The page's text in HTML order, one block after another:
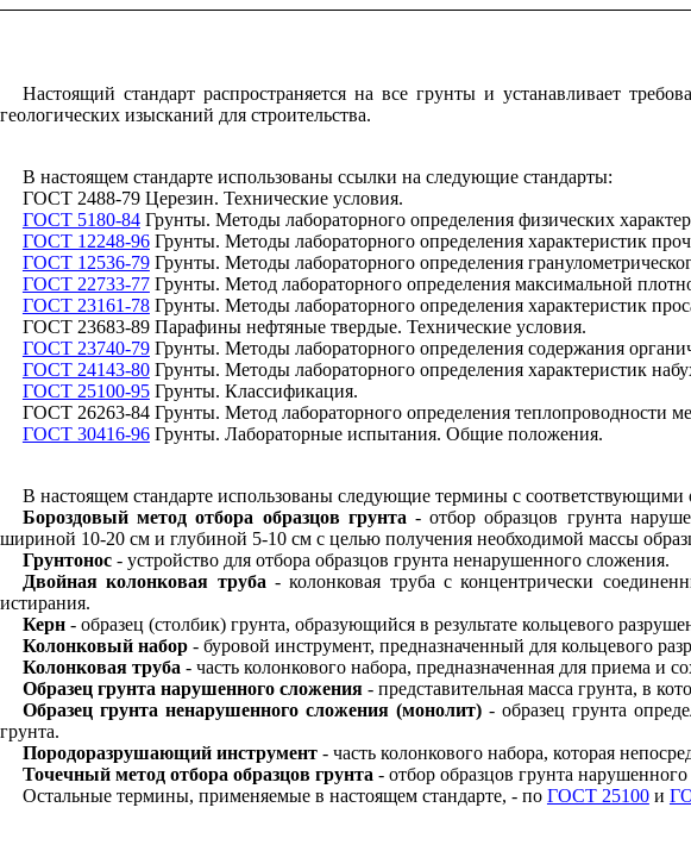
Настоящий стандарт распространяется на все грунты и устанавливает
геологических изысканий для строительства.
В настоящем стандарте использованы ссылки на следующие стандарты:
ГОСТ 2488-79 Церезин. Технические условия.
ГОСТ 5180-84Грунты. Методы лабораторного определения физических
ГОСТ 12248-96Грунты. Методы лабораторного определения характеристик
ГОСТ 12536-79Грунты. Методы лабораторного определения
ГОСТ 22733-77Грунты. Метод лабораторного определения максимальной
ГОСТ 23161-78Грунты. Методы лабораторного определения характеристик
ГОСТ 23683-89 Парафины нефтяные твердые. Технические условия.
ГОСТ 23740-79Грунты. Методы лабораторного определения содержания
ГОСТ 24143-80Грунты. Методы лабораторного определения характеристик
ГОСТ 25100-95Грунты. Классификация.
ГОСТ 26263-84 Грунты. Метод лабораторного определения теплопроводности
ГОСТ 30416-96Грунты. Лабораторные испытания. Общие положения.
В настоящем стандарте использованы следующие термины с соответствующими
Бороздовый метод отбора образцов грунта - отбор образцов грунта
шириной 10-20 см и глубиной 5-10 см с целью получения необходимой массы
Грунтонос- устройство для отбора образцов грунта ненарушенного сложения.
Двойная колонковая труба - колонковая труба с концентрически
истирания.
Керн- образец (столбик) грунта, образующийся в результате кольцевого
Колонковый набор- буровой инструмент, предназначенный для кольцевого
Колонковая труба - часть колонкового набора, предназначенная для приема и
Образец грунта нарушенного сложения- представительная масса грунта, в
Образец грунта ненарушенного сложения (монолит) - образец грунта
грунта.
Породоразрушающий инструмент- часть колонкового набора, которая
Точечный метод отбора образцов грунта - отбор образцов грунта
Остальные термины, применяемые в настоящем стандарте, - по ГОСТ 25100и